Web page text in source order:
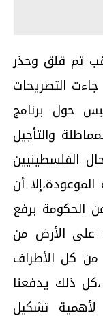
ثم قلق وحذر
جاءت التصريحات
حول برنامج
والتأجيل
الفلسطينيين
أن
الحكومة برفع
على الأرض من
كل الأطراف
ذلك يدفعنا
تشكيل